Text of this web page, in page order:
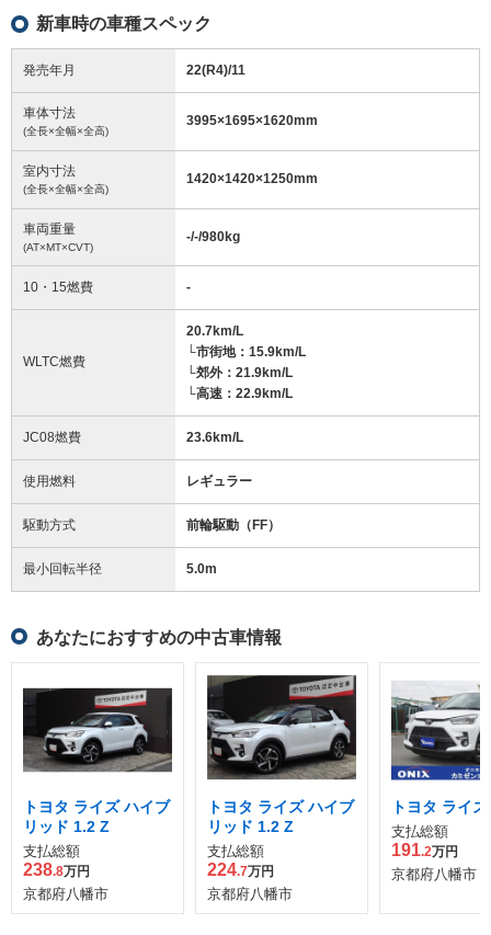
新車時の車種スペック
発売年月 22(R4)/11
車体寸法
(全長×全幅×全高)
3995×1695×1620mm
室内寸法
(全長×全幅×全高)
1420×1420×1250mm
車両重量
(AT×MT×CVT)
-/-/980kg
10・15燃費 -
WLTC燃費
20.7km/L
└市街地：15.9km/L
└郊外：21.9km/L
└高速：22.9km/L
JC08燃費 23.6km/L
使用燃料 レギュラー
駆動方式 前輪駆動（FF）
最小回転半径 5.0m
あなたにおすすめの中古車情報
トヨタ ライズ ハイブ
リッド 1.2 Z
支払総額
238.8万円
京都府八幡市
トヨタ ライズ ハイブ
リッド 1.2 Z
支払総額
224.7万円
京都府八幡市
トヨタ ライ
支払総額
191.2万円
京都府八幡市